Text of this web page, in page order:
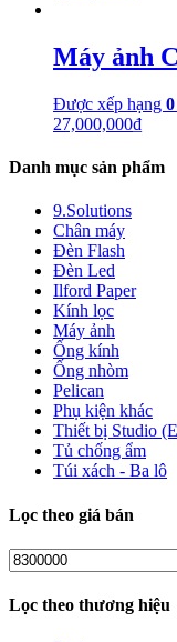
Máy ảnh
Được xếp hạng 0
27,000,000₫
Danh mục sản phẩm
9.Solutions
Chân máy
Đèn Flash
Đèn Led
Ilford Paper
Kính lọc
Máy ảnh
Ống kính
Ống nhòm
Pelican
Phụ kiện khác
Thiết bị Studio
Tủ chống ẩm
Túi xách - Ba lô
Lọc theo giá bán
Lọc theo thương hiệu